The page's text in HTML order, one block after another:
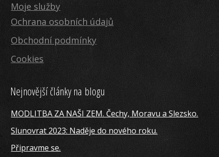
Moje služby
Ochrana osobních údajů
Obchodní podmínky
Cookies
Nejnovější články na blogu
MODLITBA ZA NAŠI ZEM. Čechy, Moravu a Slezsko.
Slunovrat 2023: Naděje do nového roku.
Připravme se.